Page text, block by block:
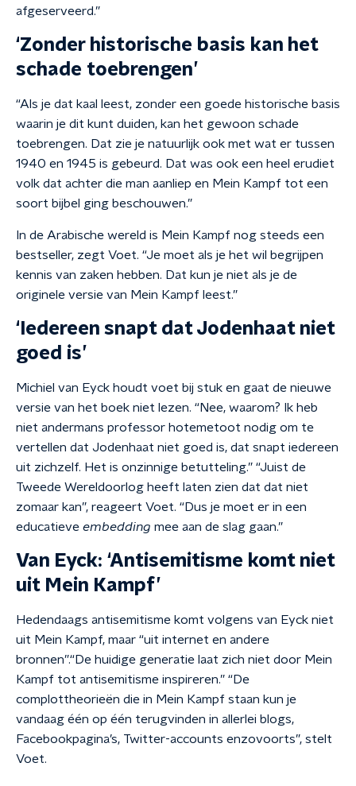
afgeserveerd.”
‘Zonder historische basis kan het
schade toebrengen’
“Als je dat kaal leest, zonder een goede historische basis
waarin je dit kunt duiden, kan het gewoon schade
toebrengen. Dat zie je natuurlijk ook met wat er tussen
1940 en 1945 is gebeurd. Dat was ook een heel erudiet
volk dat achter die man aanliep en Mein Kampf tot een
soort bijbel ging beschouwen.”
In de Arabische wereld is Mein Kampf nog steeds een
bestseller, zegt Voet. “Je moet als je het wil begrijpen
kennis van zaken hebben. Dat kun je niet als je de
originele versie van Mein Kampf leest.”
‘Iedereen snapt dat Jodenhaat niet
goed is’
Michiel van Eyck houdt voet bij stuk en gaat de nieuwe
versie van het boek niet lezen. “Nee, waarom? Ik heb
niet andermans professor hotemetoot nodig om te
vertellen dat Jodenhaat niet goed is, dat snapt iedereen
uit zichzelf. Het is onzinnige betutteling.” “Juist de
Tweede Wereldoorlog heeft laten zien dat dat niet
zomaar kan”, reageert Voet. “Dus je moet er in een
educatieve embedding mee aan de slag gaan.”
Van Eyck: ‘Antisemitisme komt niet
uit Mein Kampf’
Hedendaags antisemitisme komt volgens van Eyck niet
uit Mein Kampf, maar “uit internet en andere
bronnen”.“De huidige generatie laat zich niet door Mein
Kampf tot antisemitisme inspireren.” “De
complottheorieën die in Mein Kampf staan kun je
vandaag één op één terugvinden in allerlei blogs,
Facebookpagina’s, Twitter-accounts enzovoorts”, stelt
Voet.